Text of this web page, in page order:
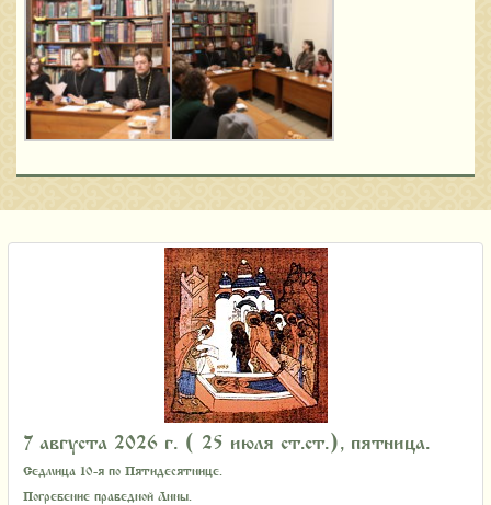
7 августа 2026 г. ( 25 июля ст.ст.), пятница.
Седмица 10-я по Пятидесятнице.
Погребение праведной Анны.